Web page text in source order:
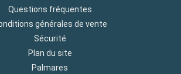
Questions fréquentes
générales de vente
Sécurité
Plan du site
Palmares